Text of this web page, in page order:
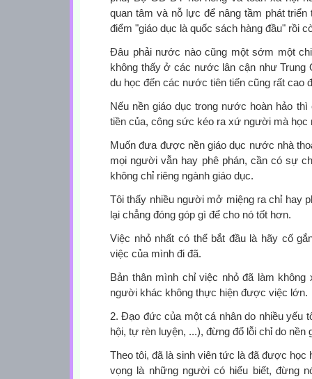
quan tâm và nỗ lực để nâng tầm phát
điểm "giáo dục là quốc sách hàng đầu" rồi
Đâu phải nước nào cũng một sớm một
không thấy ở các nước lân cận như Trung
du học đến các nước tiên tiến cũng rất cao
Nếu nền giáo dục trong nước hoàn hảo
tiền của, công sức kéo ra xứ người mà học
Muốn đưa được nền giáo dục nước nhà
mọi người vẫn hay phê phán, cần có sự
không chỉ riêng ngành giáo dục.
Tôi thấy nhiều người mở miệng ra chỉ hay
lại chẳng đóng góp gì để cho nó tốt hơn.
Việc nhỏ nhất có thể bắt đầu là hãy cố
việc của mình đi đã.
Bản thân mình chỉ việc nhỏ đã làm
người khác không thực hiện được việc lớn.
2. Đạo đức của một cá nhân do nhiều yếu
hội, tự rèn luyện, ...), đừng đổ lỗi chỉ do nền
Theo tôi, đã là sinh viên tức là đã được
vọng là những người có hiểu biết, đừng